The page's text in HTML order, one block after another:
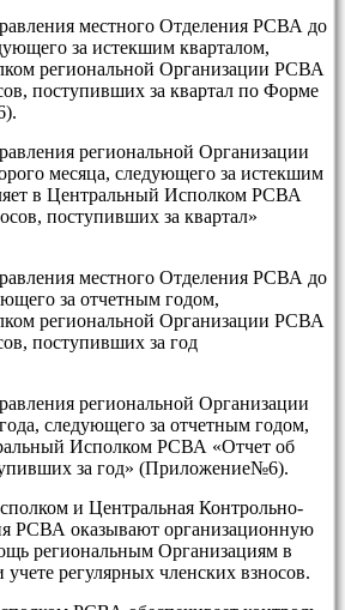
местного Отделения РСВА до
за истекшим кварталом,
региональной Организации РСВА
поступивших за квартал по Форме
региональной Организации
месяца, следующего за истекшим
в Центральный Исполком РСВА
поступивших за квартал»
местного Отделения РСВА до
за отчетным годом,
региональной Организации РСВА
поступивших за год
региональной Организации
следующего за отчетным годом,
Исполком РСВА «Отчет об
за год» (Приложение№6).
и Центральная Контрольно-
РСВА оказывают организационную
региональным Организациям в
регулярных членских взносов.